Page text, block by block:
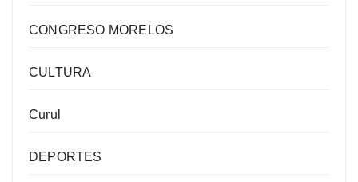
CONGRESO MORELOS
CULTURA
Curul
DEPORTES